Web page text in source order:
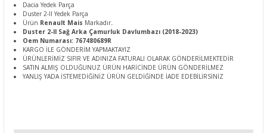
Dacia Yedek Parça
Duster 2-II Yedek Parça
Ürün Renault Mais Markadır.
Duster 2-II Sağ Arka Çamurluk Davlumbazı (2018-2023)
Oem Numarası: 767480689R
KARGO İLE GÖNDERİM YAPMAKTAYIZ
ÜRÜNLERİMİZ SIFIR VE ADINIZA FATURALI OLARAK GÖNDERİLMEKTEDİR
SATIN ALMIŞ OLDUĞUNUZ ÜRÜN HARİCİNDE ÜRÜN GÖNDERİLMEZ
YANLIŞ YADA İSTEMEDİĞİNİZ ÜRÜN GELDİĞİNDE İADE EDEBİLİRSİNİZ